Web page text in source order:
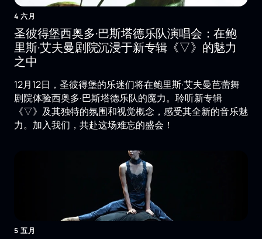
4 六月
圣彼得堡西奥多·巴斯塔德乐队演唱会：在鲍
里斯·艾夫曼剧院沉浸于新专辑《▽》的魅力
之中
12月12日，圣彼得堡的乐迷们将在鲍里斯·艾夫曼芭蕾舞
剧院体验西奥多·巴斯塔德乐队的魔力。聆听新专辑
《▽》及其独特的氛围和视觉概念，感受其全新的音乐魅
力。加入我们，共赴这场难忘的盛会！
5 五月